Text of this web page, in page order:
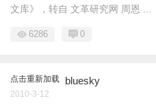
文库》，转自 文革研究网 周恩 ...
6286 0
点击重新加载 bluesky
2010-3-12